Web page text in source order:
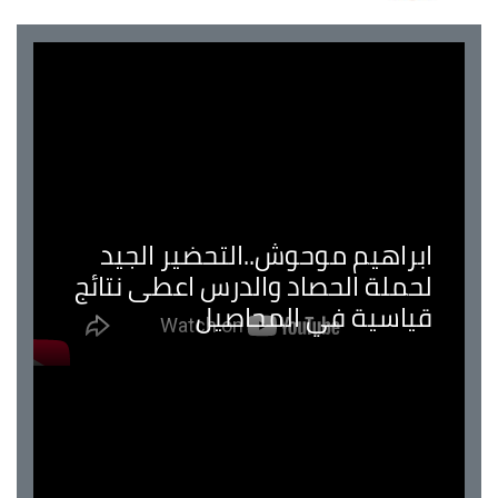
الجيد
والدرس اعطى نتائج
المحاصيل